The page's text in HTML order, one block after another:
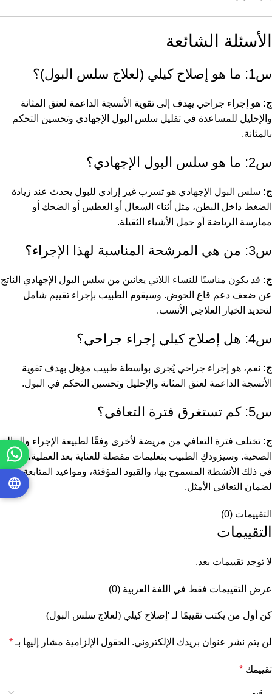
الأسئلة الشائعة
س1: ما هو إصلاح كيلي (لعلاج سلس البول)؟
ج: هو إجراء جراحي يهدف إلى تقوية الأنسجة الداعمة لعنق المثانة
والإحليل للمساعدة في تقليل سلس البول الإجهادي وتحسين التحكم
بالمثانة.
س2: ما هو سلس البول الإجهادي؟
ج: سلس البول الإجهادي هو تسرب غير إرادي للبول يحدث عند زيادة
الضغط داخل البطن، مثل أثناء السعال أو العطس أو الضحك أو
ممارسة الرياضة أو حمل الأشياء الثقيلة.
س3: من هي المرشحة المناسبة لهذا الإجراء؟
ج: قد يكون مناسبًا للنساء اللاتي يعانين من سلس البول الإجهادي الناتج
عن ضعف دعم قاع الحوض. وسيقوم الطبيب بإجراء تقييم شامل
لتحديد الخيار العلاجي الأنسب.
س4: هل إصلاح كيلي إجراء جراحي؟
ج: نعم، هو إجراء جراحي يُجرى بواسطة طبيب مؤهل بهدف تقوية
الأنسجة الداعمة لعنق المثانة والإحليل وتحسين التحكم في البول.
س5: كم تستغرق فترة التعافي؟
ج: تختلف فترة التعافي من مريضة لأخرى وفقًا لطبيعة الإجراء والحالة
الصحية. وسيزودكِ الطبيب بتعليمات مفصلة للعناية بعد العملية، بما
في ذلك الأنشطة المسموح بها، والقيود المؤقتة، ومواعيد المتابعة
لضمان التعافي الأمثل.
التقييمات (0)
التقييمات
لا توجد تقييمات بعد.
عرض التقييمات فقط في اللغة العربية (0)
كن أول من يكتب تقييمًا لـ 'إصلاح كيلي (لعلاج سلس البول)
لن يتم نشر عنوان بريدك الإلكتروني. الحقول الإلزامية مشار إليها بـ*
تقييمك *